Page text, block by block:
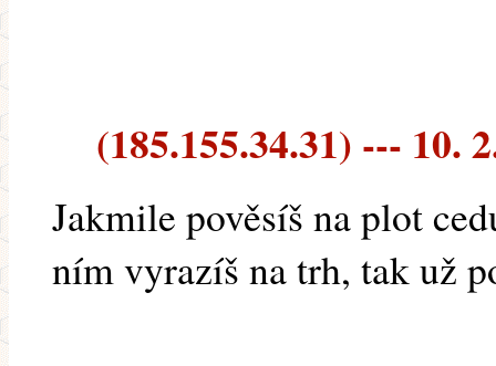
(185.155.34.31) --- 10.
Jakmile pověsíš na plot
ním vyrazíš na trh, tak už